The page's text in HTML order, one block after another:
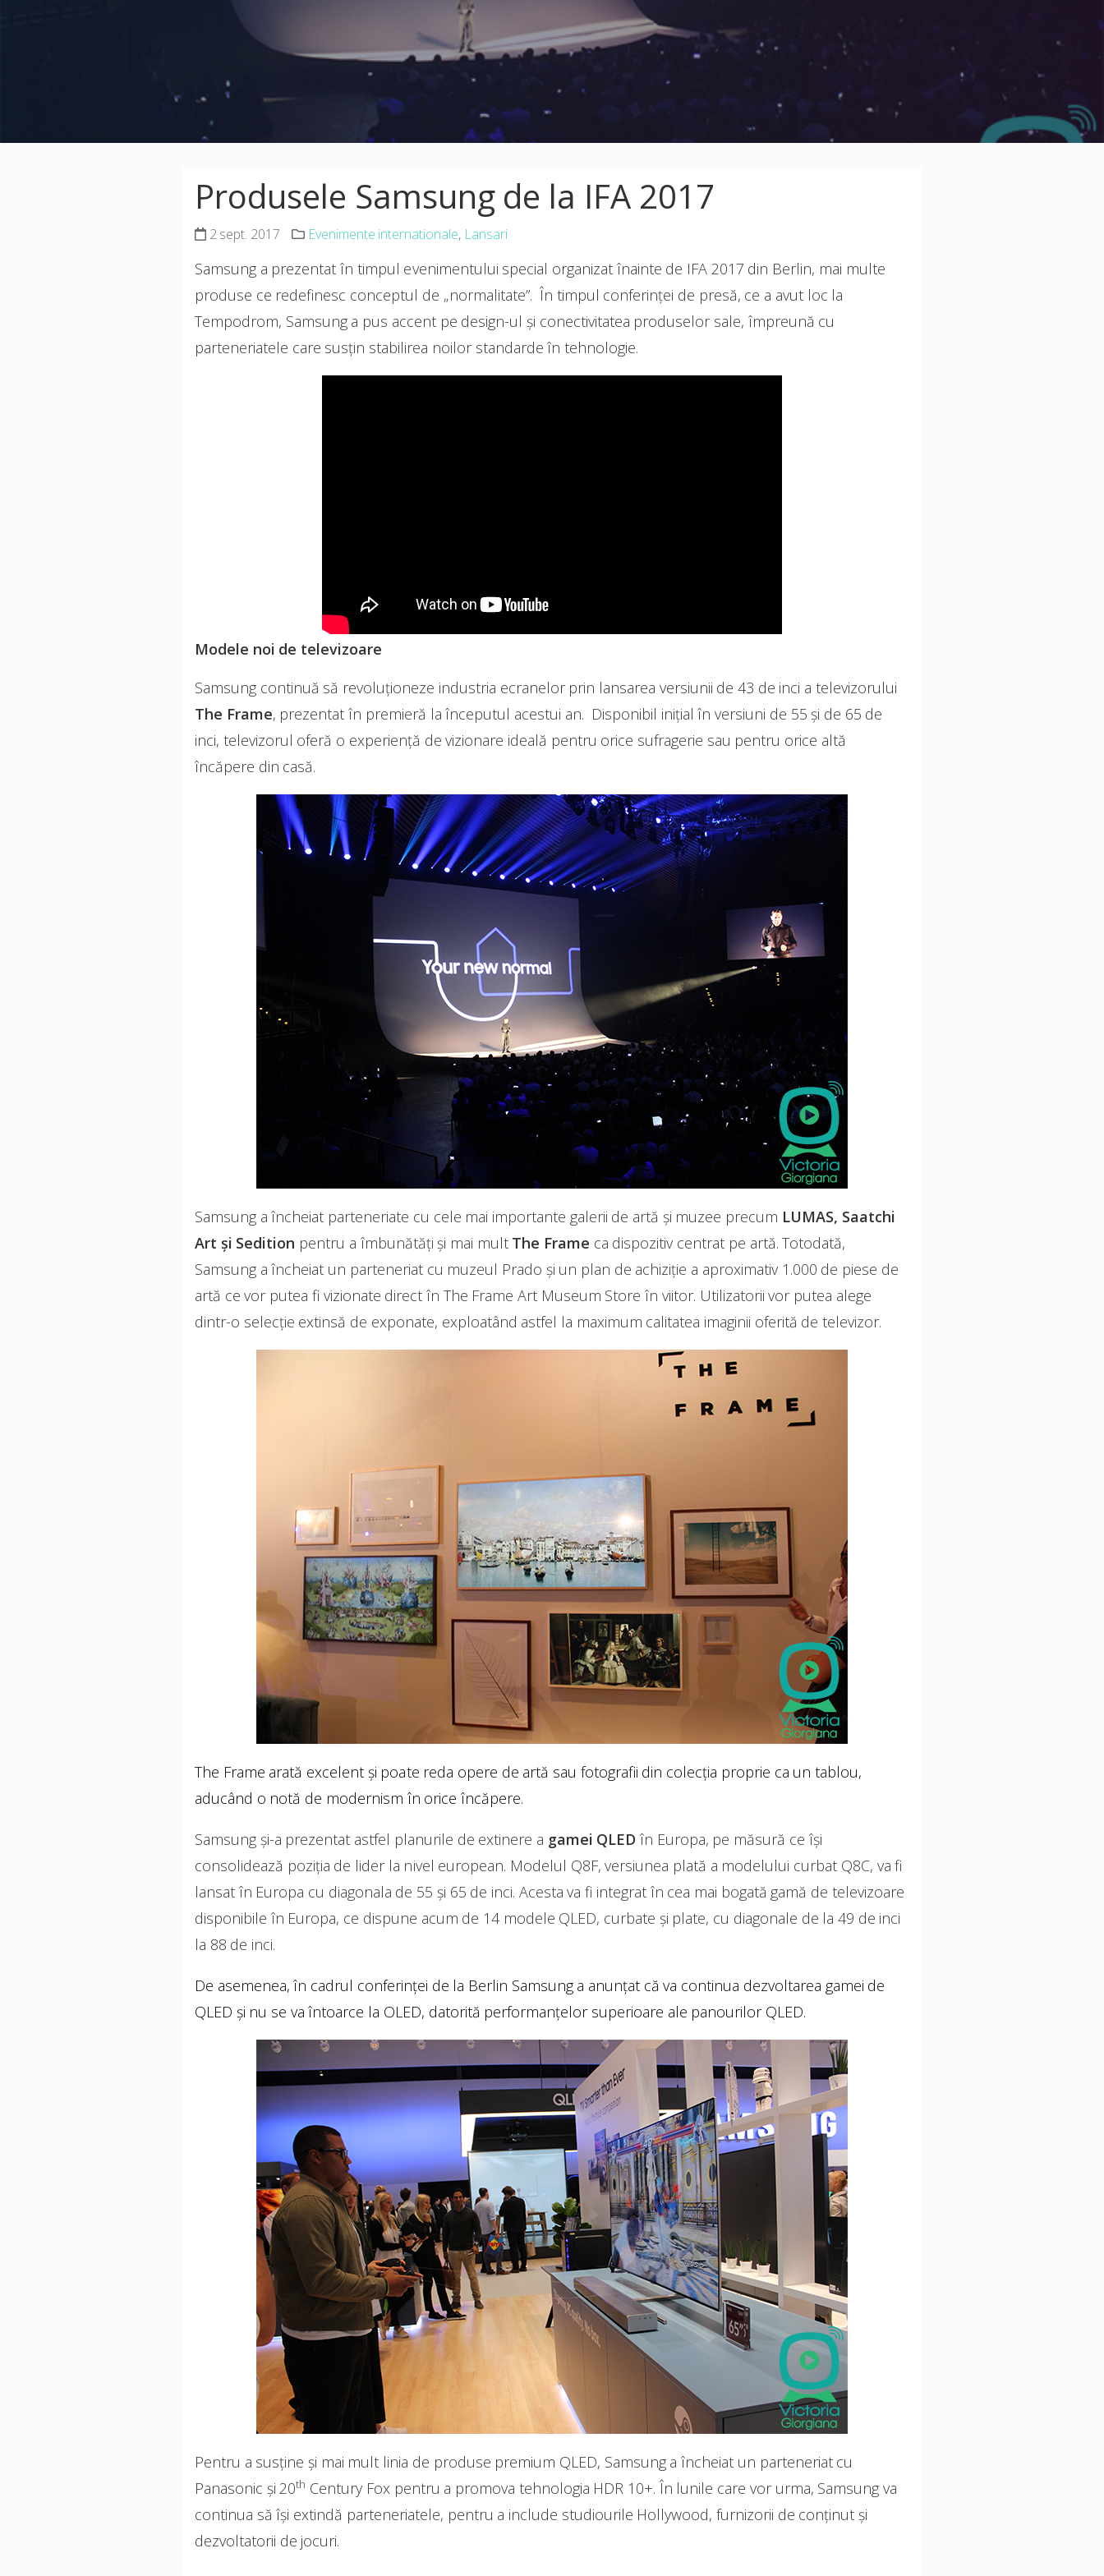
Produsele Samsung de la IFA 2017
2 sept. 2017 Evenimente internationale, Lansari
Samsung a prezentat în timpul evenimentului special organizat înainte de IFA 2017 din Berlin, mai multe
produse ce redefinesc conceptul de „normalitate”. În timpul conferinței de presă, ce a avut loc la
Tempodrom, Samsung a pus accent pe design-ul și conectivitatea produselor sale, împreună cu
parteneriatele care susțin stabilirea noilor standarde în tehnologie.
Modele noi de televizoare
Samsung continuă să revoluționeze industria ecranelor prin lansarea versiunii de 43 de inci a televizorului
The Frame, prezentat în premieră la începutul acestui an. Disponibil inițial în versiuni de 55 și de 65 de
inci, televizorul oferă o experiență de vizionare ideală pentru orice sufragerie sau pentru orice altă
încăpere din casă.
Samsung a încheiat parteneriate cu cele mai importante galerii de artă și muzee precum LUMAS, Saatchi
Art și Sedition pentru a îmbunătăți și mai mult The Frame ca dispozitiv centrat pe artă. Totodată,
Samsung a încheiat un parteneriat cu muzeul Prado și un plan de achiziție a aproximativ 1.000 de piese de
artă ce vor putea fi vizionate direct în The Frame Art Museum Store în viitor. Utilizatorii vor putea alege
dintr-o selecție extinsă de exponate, exploatând astfel la maximum calitatea imaginii oferită de televizor.
The Frame arată excelent și poate reda opere de artă sau fotografii din colecția proprie ca un tablou,
aducând o notă de modernism în orice încăpere.
Samsung și-a prezentat astfel planurile de extinere a gamei QLED în Europa, pe măsură ce își
consolidează poziția de lider la nivel european. Modelul Q8F, versiunea plată a modelului curbat Q8C, va fi
lansat în Europa cu diagonala de 55 și 65 de inci. Acesta va fi integrat în cea mai bogată gamă de televizoare
disponibile în Europa, ce dispune acum de 14 modele QLED, curbate și plate, cu diagonale de la 49 de inci
la 88 de inci.
De asemenea, în cadrul conferinței de la Berlin Samsung a anunțat că va continua dezvoltarea gamei de
QLED și nu se va întoarce la OLED, datorită performanțelor superioare ale panourilor QLED.
Pentru a susține și mai mult linia de produse premium QLED, Samsung a încheiat un parteneriat cu
Panasonic și 20th Century Fox pentru a promova tehnologia HDR 10+. În lunile care vor urma, Samsung va
continua să își extindă parteneriatele, pentru a include studiourile Hollywood, furnizorii de conținut și
dezvoltatorii de jocuri.